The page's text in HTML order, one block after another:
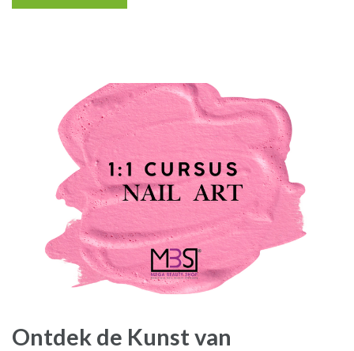
Ontdek de Kunst van